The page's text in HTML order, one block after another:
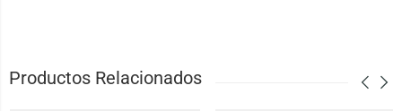
Productos Relacionados